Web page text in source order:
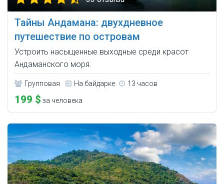
Тайны Андамана: двухдневное
путешествие по островам
Устроить насыщенные выходные среди красот
Андаманского моря.
Групповая На байдарке 13 часов
199 $ за человека